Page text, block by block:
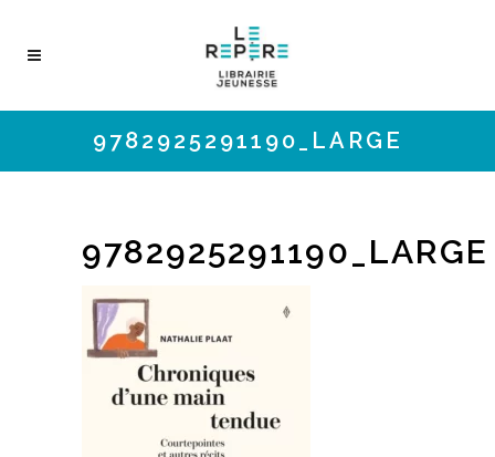
9782925291190_LARGE
9782925291190_LARGE